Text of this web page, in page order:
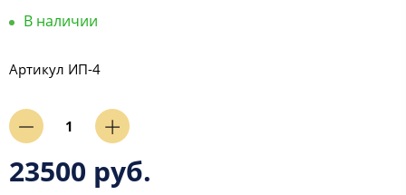
В наличии
Артикул ИП-4
23500 руб.